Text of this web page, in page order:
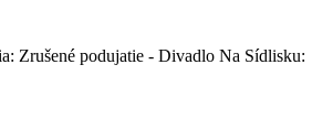
Zrušené podujatie - Divadlo Na Sídlisku: